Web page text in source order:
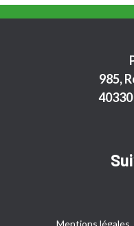
985,
Mentions légales